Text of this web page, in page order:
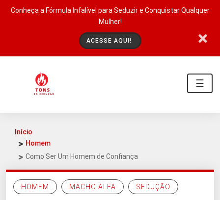
Conheça a Fórmula Infalível para Seduzir e Conquistar Qualquer
Mulher!
ACESSE AQUI!
☰
Início
Homem
Como Ser Um Homem de Confiança
HOMEM MACHO ALFA SEDUÇÃO